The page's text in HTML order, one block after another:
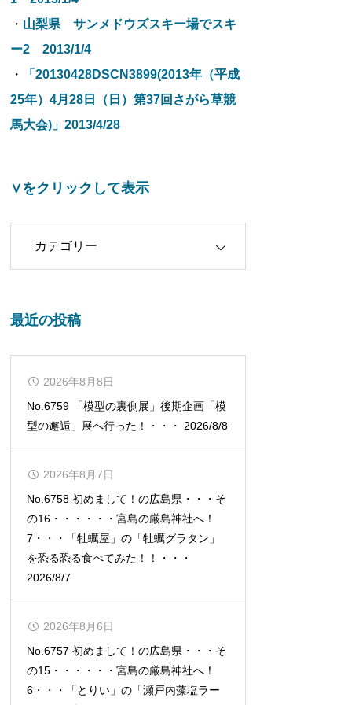
・ 山梨県 サンメドウズスキー場でスキ
ー2 2013/1/4
・
「20130428DSCN3899(2013年（平成
25年）4月28日（日）第37回さがら草競
馬大会)」2013/4/28
∨をクリックして表示
最近の投稿
No.6759 「模型の裏側展」後期企画「模
型の邂逅」展へ行った！・・・ 2026/8/8
2026年8月8日
No.6758 初めまして！の広島県・・・そ
の16・・・・・・宮島の厳島神社へ！
7・・・「牡蠣屋」の「牡蠣グラタン」
を恐る恐る食べてみた！！・・・
2026/8/7
2026年8月7日
No.6757 初めまして！の広島県・・・そ
の15・・・・・・宮島の厳島神社へ！
6・・・「とりい」の「瀬戸内藻塩ラー
2026年8月6日